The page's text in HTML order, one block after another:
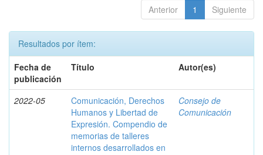
Anterior 1 Siguiente
Resultados por ítem:
Fecha de
publicación
Título Autor(es)
2022-05
Comunicación, Derechos
Humanos y Libertad de
Expresión. Compendio de
memorias de talleres
internos desarrollados en
Consejo de
Comunicación